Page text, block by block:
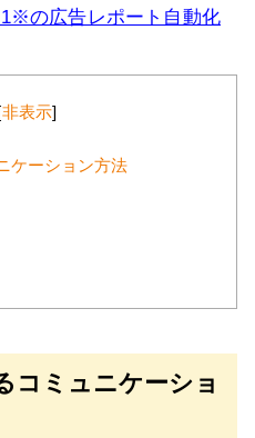
の広告レポート自動化
[非表示]
ケーション方法
コミュニケーショ